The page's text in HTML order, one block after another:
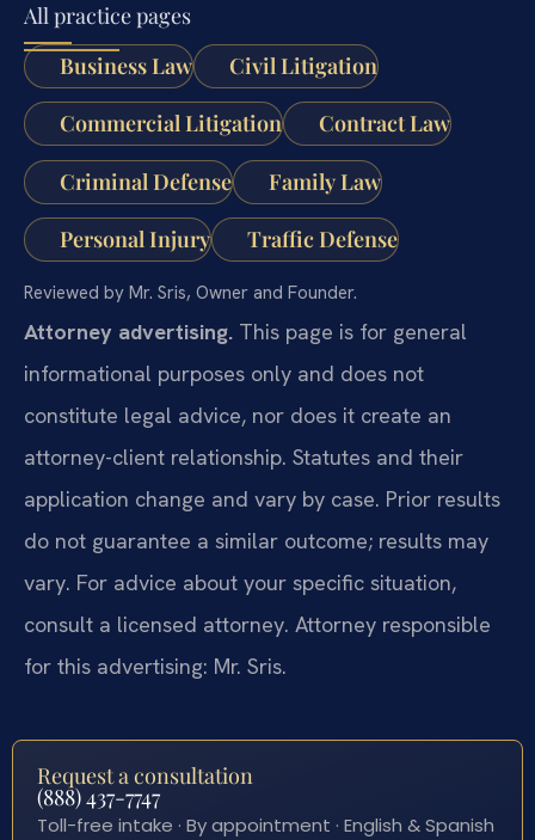
All practice pages
Business Law
Civil Litigation
Commercial Litigation Contract Law
Criminal Defense Family Law
Personal Injury Traffic Defense
Reviewed by Mr. Sris, Owner and Founder.
Attorney advertising. This page is for general
informational purposes only and does not
constitute legal advice, nor does it create an
attorney-client relationship. Statutes and their
application change and vary by case. Prior results
do not guarantee a similar outcome; results may
vary. For advice about your specific situation,
consult a licensed attorney. Attorney responsible
for this advertising: Mr. Sris.
Request a consultation
(888) 437-7747
Toll-free intake · By appointment · English & Spanish